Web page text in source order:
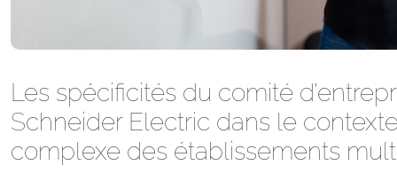
Les spécificités du comité
Schneider Electric dans le
complexe des établissements